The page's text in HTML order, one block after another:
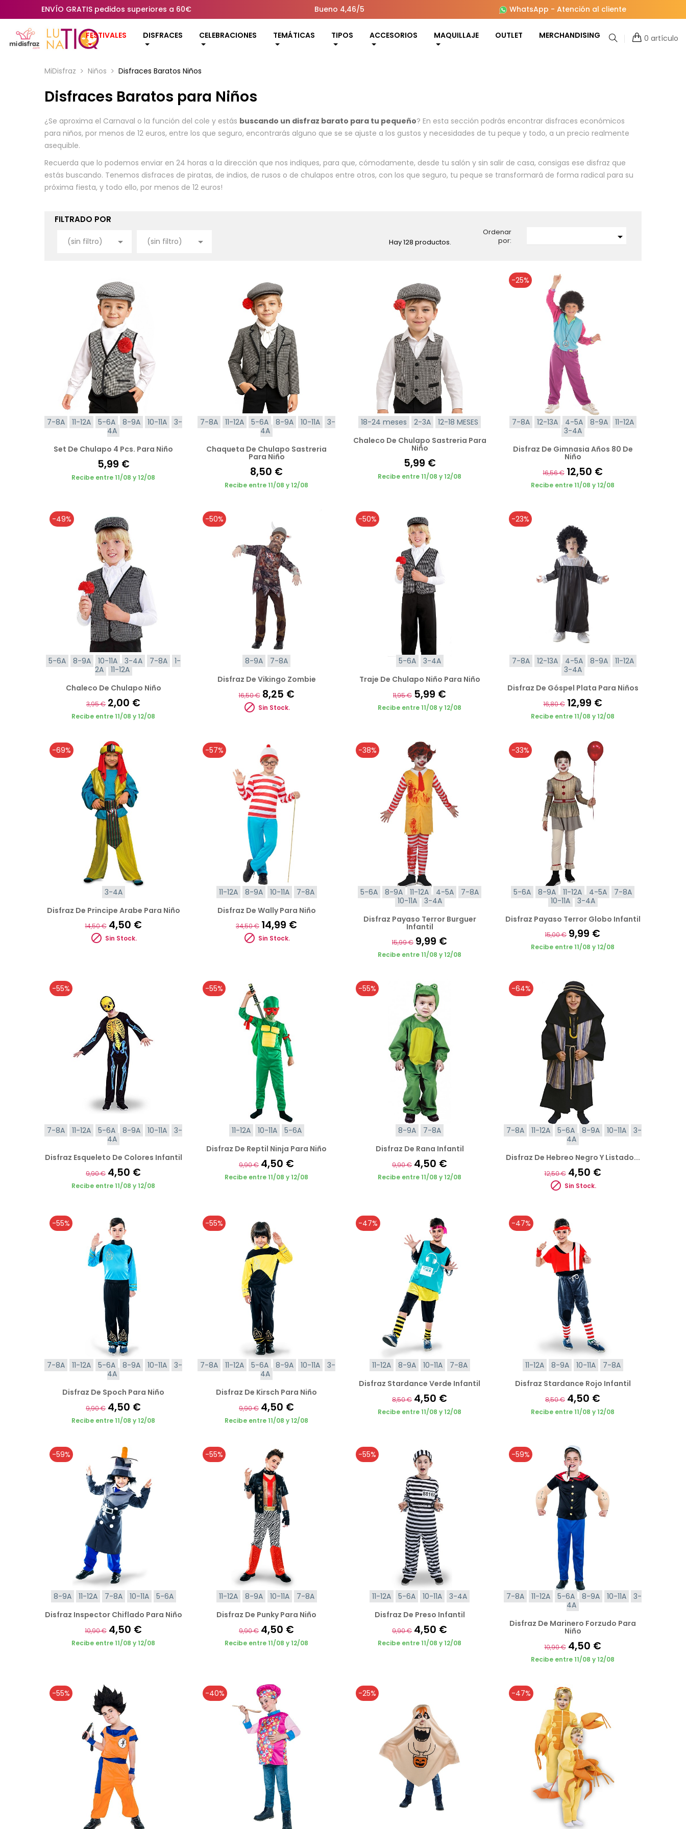
ENVÍO GRATIS pedidos superiores a 60€ Bueno 4,46/5 WhatsApp - Atención al cliente
FESTIVALES DISFRACES CELEBRACIONES TEMÁTICAS TIPOS ACCESORIOS MAQUILLAJE OUTLET MERCHANDISING 0 artículo
MiDisfraz Niños Disfraces Baratos Niños
Disfraces Baratos para Niños
¿Se aproxima el Carnaval o la función del cole y estás buscando un disfraz barato para tu pequeño? En esta sección podrás encontrar disfraces económicos
para niños, por menos de 12 euros, entre los que seguro, encontrarás alguno que se se ajuste a los gustos y necesidades de tu peque y todo, a un precio realmente
asequible.
Recuerda que lo podemos enviar en 24 horas a la dirección que nos indiques, para que, cómodamente, desde tu salón y sin salir de casa, consigas ese disfraz que
estás buscando. Tenemos disfraces de piratas, de indios, de rusos o de chulapos entre otros, con los que seguro, tu peque se transformará de forma radical para su
próxima fiesta, y todo ello, por menos de 12 euros!
FILTRADO POR
(sin filtro)  (sin filtro)  Hay 128 productos.
Ordenar
por:

7-8A 11-12A 5-6A 8-9A 10-11A
3-
4A
Set De Chulapo 4 Pcs. Para Niño
5,99 €
Recibe entre 11/08 y 12/08
7-8A 11-12A 5-6A 8-9A 10-11A
3-
4A
Chaqueta De Chulapo Sastreria
Para Niño
8,50 €
Recibe entre 11/08 y 12/08
18-24 meses 2-3A
12-18 MESES
Chaleco De Chulapo Sastreria Para
Niño
5,99 €
Recibe entre 11/08 y 12/08
-25%
7-8A 12-13A 4-5A 8-9A
11-12A
3-4A
Disfraz De Gimnasia Años 80 De
Niño
16,56 € 12,50 €
Recibe entre 11/08 y 12/08
-49%
5-6A 8-9A 10-11A 3-4A 7-8A
1-
2A
11-12A
Chaleco De Chulapo Niño
3,95 € 2,00 €
Recibe entre 11/08 y 12/08
-50%
8-9A
7-8A
Disfraz De Vikingo Zombie
16,50 € 8,25 €
 Sin Stock.
-50%
5-6A
3-4A
Traje De Chulapo Niño Para Niño
11,95 € 5,99 €
Recibe entre 11/08 y 12/08
-23%
7-8A 12-13A 4-5A 8-9A
11-12A
3-4A
Disfraz De Góspel Plata Para Niños
16,80 € 12,99 €
Recibe entre 11/08 y 12/08
-69%
3-4A
Disfraz De Principe Arabe Para Niño
14,50 € 4,50 €
 Sin Stock.
-57%
11-12A 8-9A 10-11A
7-8A
Disfraz De Wally Para Niño
34,50 € 14,99 €
 Sin Stock.
-38%
5-6A 8-9A 11-12A 4-5A
7-8A
10-11A
3-4A
Disfraz Payaso Terror Burguer
Infantil
15,99 € 9,99 €
Recibe entre 11/08 y 12/08
-33%
5-6A 8-9A 11-12A 4-5A
7-8A
10-11A
3-4A
Disfraz Payaso Terror Globo Infantil
15,00 € 9,99 €
Recibe entre 11/08 y 12/08
-55%
7-8A 11-12A 5-6A 8-9A 10-11A
3-
4A
Disfraz Esqueleto De Colores Infantil
9,90 € 4,50 €
Recibe entre 11/08 y 12/08
-55%
11-12A 10-11A
5-6A
Disfraz De Reptil Ninja Para Niño
9,90 € 4,50 €
Recibe entre 11/08 y 12/08
-55%
8-9A
7-8A
Disfraz De Rana Infantil
9,90 € 4,50 €
Recibe entre 11/08 y 12/08
-64%
7-8A 11-12A 5-6A 8-9A 10-11A
3-
4A
Disfraz De Hebreo Negro Y Listado...
12,50 € 4,50 €
 Sin Stock.
-55%
7-8A 11-12A 5-6A 8-9A 10-11A
3-
4A
Disfraz De Spoch Para Niño
9,90 € 4,50 €
Recibe entre 11/08 y 12/08
-55%
7-8A 11-12A 5-6A 8-9A 10-11A
3-
4A
Disfraz De Kirsch Para Niño
9,90 € 4,50 €
Recibe entre 11/08 y 12/08
-47%
11-12A 8-9A 10-11A
7-8A
Disfraz Stardance Verde Infantil
8,50 € 4,50 €
Recibe entre 11/08 y 12/08
-47%
11-12A 8-9A 10-11A
7-8A
Disfraz Stardance Rojo Infantil
8,50 € 4,50 €
Recibe entre 11/08 y 12/08
-59%
8-9A 11-12A 7-8A 10-11A
5-6A
Disfraz Inspector Chiflado Para Niño
10,90 € 4,50 €
Recibe entre 11/08 y 12/08
-55%
11-12A 8-9A 10-11A
7-8A
Disfraz De Punky Para Niño
9,90 € 4,50 €
Recibe entre 11/08 y 12/08
-55%
11-12A 5-6A 10-11A
3-4A
Disfraz De Preso Infantil
9,90 € 4,50 €
Recibe entre 11/08 y 12/08
-59%
7-8A 11-12A 5-6A 8-9A 10-11A
3-
4A
Disfraz De Marinero Forzudo Para
Niño
10,90 € 4,50 €
Recibe entre 11/08 y 12/08
-55% -40% -25% -47%